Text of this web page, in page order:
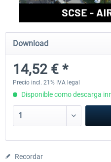
FSDG - Cusco MSFS
Download
14,52 € *
Precio incl. 21% IVA legal
Disponible como descarga
Recordar